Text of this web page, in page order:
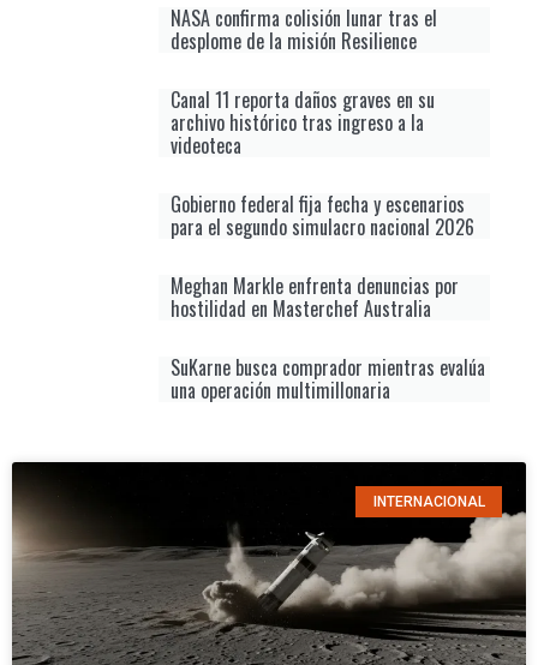
NASA confirma colisión lunar tras el
desplome de la misión Resilience
Canal 11 reporta daños graves en su
archivo histórico tras ingreso a la
videoteca
Gobierno federal fija fecha y escenarios
para el segundo simulacro nacional 2026
Meghan Markle enfrenta denuncias por
hostilidad en Masterchef Australia
SuKarne busca comprador mientras evalúa
una operación multimillonaria
INTERNACIONAL